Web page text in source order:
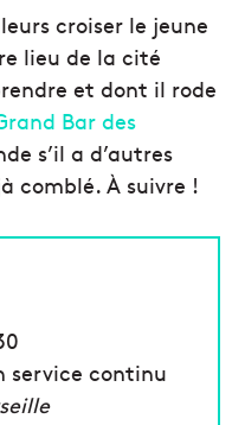
croiser le jeune
lieu de la cité
et dont il rode
Bar des
s’il a d’autres
comblé. À suivre !
service continu